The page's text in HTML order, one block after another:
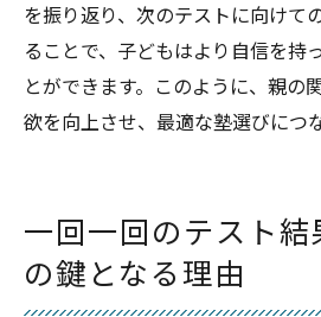
を振り返り、次のテストに向けて
ることで、子どもはより自信を持
とができます。このように、親の
欲を向上させ、最適な塾選びにつ
一回一回のテスト
の鍵となる理由